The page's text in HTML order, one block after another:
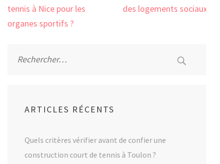
tennis à Nice pour les
organes sportifs ?
des logements sociaux ?
ARTICLES RÉCENTS
Quels critères vérifier avant de confier une
construction court de tennis à Toulon ?